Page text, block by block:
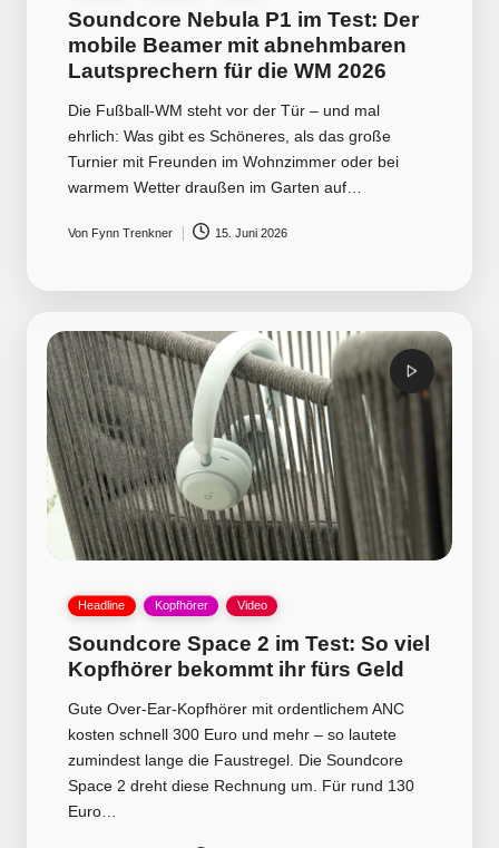
Soundcore Nebula P1 im Test: Der
mobile Beamer mit abnehmbaren
Lautsprechern für die WM 2026
Die Fußball-WM steht vor der Tür – und mal
ehrlich: Was gibt es Schöneres, als das große
Turnier mit Freunden im Wohnzimmer oder bei
warmem Wetter draußen im Garten auf…
Posted
Von Fynn Trenkner 15. Juni 2026
Posted
Headline Kopfhörer Video
Soundcore Space 2 im Test: So viel
Kopfhörer bekommt ihr fürs Geld
Gute Over-Ear-Kopfhörer mit ordentlichem ANC
kosten schnell 300 Euro und mehr – so lautete
zumindest lange die Faustregel. Die Soundcore
Space 2 dreht diese Rechnung um. Für rund 130
Euro…